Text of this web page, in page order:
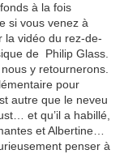
à la fois
si vous venez à
la vidéo du rez-de-
de Philip Glass.
y retournerons.
pour
autre que le neveu
et qu’il a habillé,
et Albertine…
penser à